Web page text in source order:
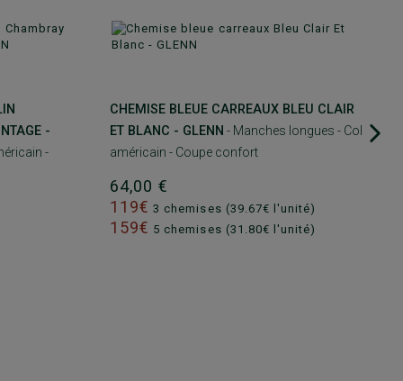
-
-
CHEMISE BLEUE CARREAUX BLEU CLAIR
ET BLANC - GLENN - Manches longues - Col
américain - Coupe confort
64,00 €
119€ 3 chemises (39.67€ l'unité)
159€ 5 chemises (31.80€ l'unité)